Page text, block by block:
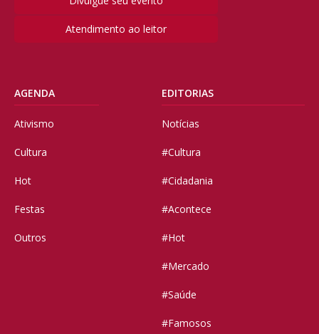
Atendimento ao leitor
AGENDA
Ativismo
Cultura
Hot
Festas
Outros
EDITORIAS
Notícias
#Cultura
#Cidadania
#Acontece
#Hot
#Mercado
#Saúde
#Famosos